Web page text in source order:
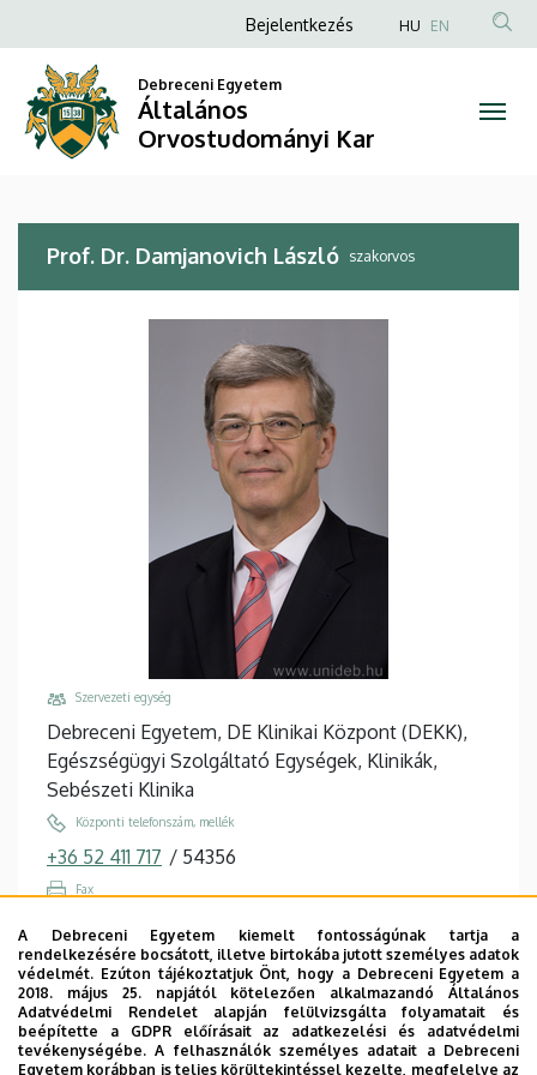
Dr.
Damjanovich
László
Általános
Orvostudományi
a
tartalomra
Anonim
fiók
menüje
Bejelentkezés HU EN
Debreceni Egyetem
Általános
Orvostudományi Kar
Prof. Dr. Damjanovich László szakorvos
Szervezeti egység
Debreceni Egyetem, DE Klinikai Központ (DEKK),
Egészségügyi Szolgáltató Egységek, Klinikák,
Sebészeti Klinika
Központi telefonszám, mellék
+36 52 411 717 / 54356
Fax
Email
dami1960@med.unideb.hu
Cím
4032 Debrecen, Móricz Zsigmond körút 22.
A Debreceni Egyetem kiemelt fontosságúnak tartja a
rendelkezésére bocsátott, illetve birtokába jutott személyes adatok
védelmét. Ezúton tájékoztatjuk Önt, hogy a Debreceni Egyetem a
2018. május 25. napjától kötelezően alkalmazandó Általános
Adatvédelmi Rendelet alapján felülvizsgálta folyamatait és
beépítette a GDPR előírásait az adatkezelési és adatvédelmi
tevékenységébe. A felhasználók személyes adatait a Debreceni
Egyetem korábban is teljes körültekintéssel kezelte, megfelelve az